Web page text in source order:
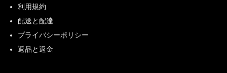
利用規約
配送と配達
プライバシーポリシー
返品と返金